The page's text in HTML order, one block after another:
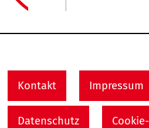
Kontakt Impressum
Datenschutz